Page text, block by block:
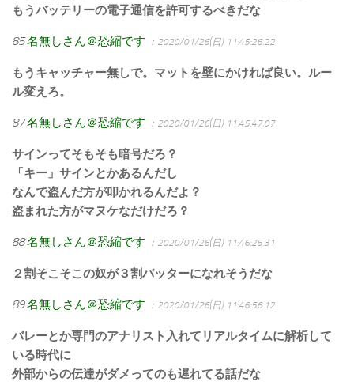
もうバッテリーの電子通信を許可するべきだな
85名無しさん＠恐縮です ：2020/01/26(日) 11:45:26.22
もうキャッチャー無しで。マットを壁にかければ良い。ルー
ル変えろ。
87名無しさん＠恐縮です ：2020/01/26(日) 11:45:47.07
サインってそもそも暗号だろ？
「キー」サインとかあるんだし
なんで盗んだ方が叩かれるんだよ？
盗まれた方がマヌケなだけだろ？
88名無しさん＠恐縮です ：2020/01/26(日) 11:46:25.31
２割そこそこの奴が３割バッターになれそうだな
89名無しさん＠恐縮です ：2020/01/26(日) 11:46:56.12
バレーとか専門のアナリスト入れてリアルタイムに解析して
いる時代に
外部からの伝達がダメってのも遅れてる話だな